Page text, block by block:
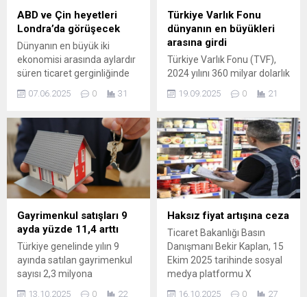
ABD ve Çin heyetleri
Londra’da görüşecek
Dünyanın en büyük iki
ekonomisi arasında aylardır
süren ticaret gerginliğinde
yeni bir diplomatik adım
atılıyor. ABD ile Çin heyetleri,
yüze görüşerek, devam
eden tarifeler krizi ve
anlaşmazlıkları ele alacak.
ABD Başkanı ...
07.06.2025 0 31
Türkiye Varlık Fonu
dünyanın en büyükleri
arasına girdi
Türkiye Varlık Fonu (TVF),
2024 yılını 360 milyar dolarlık
büyüklükle tamamlayarak,
dünyanın en büyük ilk 10
başardı. Uluslararası analiz
platformu Global Sovereign
Wealth Funds (Global SWF)
tarafından yayımlanan
“Türkiye ...
19.09.2025 0 21
Gayrimenkul satışları 9
ayda yüzde 11,4 arttı
Türkiye genelinde yılın 9
ayında satılan gayrimenkul
sayısı 2,3 milyona
13.10.2025 0 22
Haksız fiyat artışına ceza
Ticaret Bakanlığı Basın
Danışmanı Bekir Kaplan, 15
Ekim 2025 tarihinde sosyal
medya platformu X
16.10.2025 0 27